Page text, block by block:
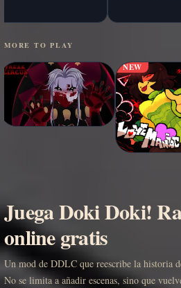
MORE TO PLAY
NEW
Juega Doki Doki!
online gratis
Un mod de DDLC que reescribe la historia
No se limita a añadir escenas, sino que